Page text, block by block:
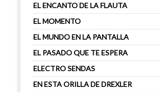
EL ENCANTO DE LA FLAUTA
EL MOMENTO
EL MUNDO EN LA PANTALLA
EL PASADO QUE TE ESPERA
ELECTRO SENDAS
EN ESTA ORILLA DE DREXLER